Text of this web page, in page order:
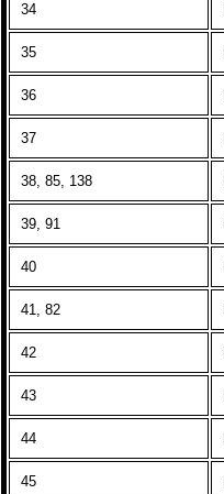
34
35
36
37
38, 85, 138
39, 91
40
41, 82
42
43
44
45